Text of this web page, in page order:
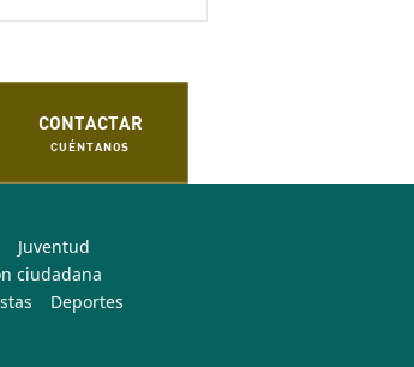
CONTACTAR
CUÉNTANOS
Juventud
ciudadana
Deportes